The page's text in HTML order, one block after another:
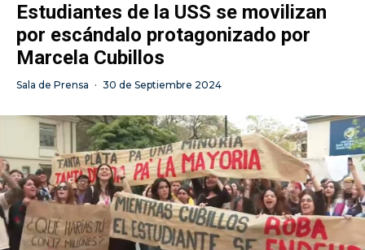
Estudiantes de la USS se movilizan
por escándalo protagonizado por
Marcela Cubillos
Sala de Prensa · 30 de Septiembre 2024